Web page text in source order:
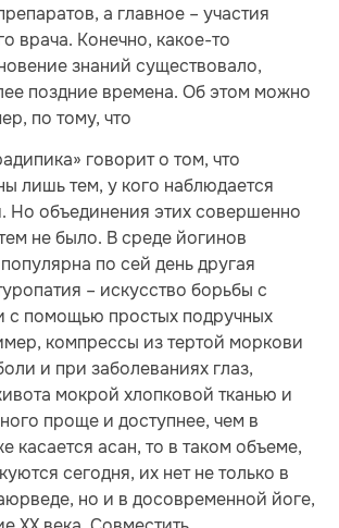
а главное – участия
врача. Конечно, какое-то
знаний существовало,
поздние времена. Об этом можно
по тому, что
говорит о том, что
лишь тем, у кого наблюдается
Но объединения этих совершенно
не было. В среде йогинов
по сей день другая
– искусство борьбы с
с помощью простых подручных
компрессы из тертой моркови
и при заболеваниях глаз,
мокрой хлопковой тканью и
проще и доступнее, чем в
касается асан, то в таком объеме,
сегодня, их нет не только в
но и в досовременной йоге,